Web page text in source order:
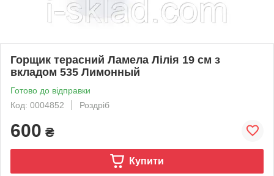
Горщик терасний Ламела Лілія 19 см з
вкладом 535 Лимонный
Готово до відправки
Код: 0004852
Роздріб
600 ₴
Купити